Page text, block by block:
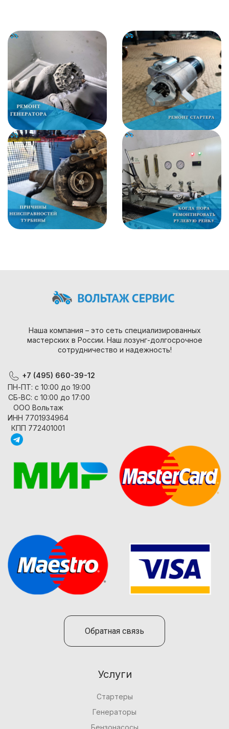
Наша компания – это сеть специализированных
мастерских в России. Наш лозунг-долгосрочное
сотрудничество и надежность!
+7 (495) 660-39-12
ПН-ПТ: с 10:00 до 19:00
СБ-ВС: с 10:00 до 17:00
ООО Вольтаж
ИНН 7701934964
КПП 772401001
Обратная связь
Услуги
Стартеры
Генераторы